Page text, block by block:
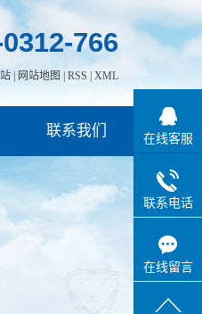
766
网站地图 RSS XML
联系我们 在线客服
联系电话
在线留言